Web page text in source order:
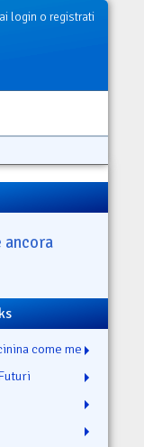
login o registrati
come me